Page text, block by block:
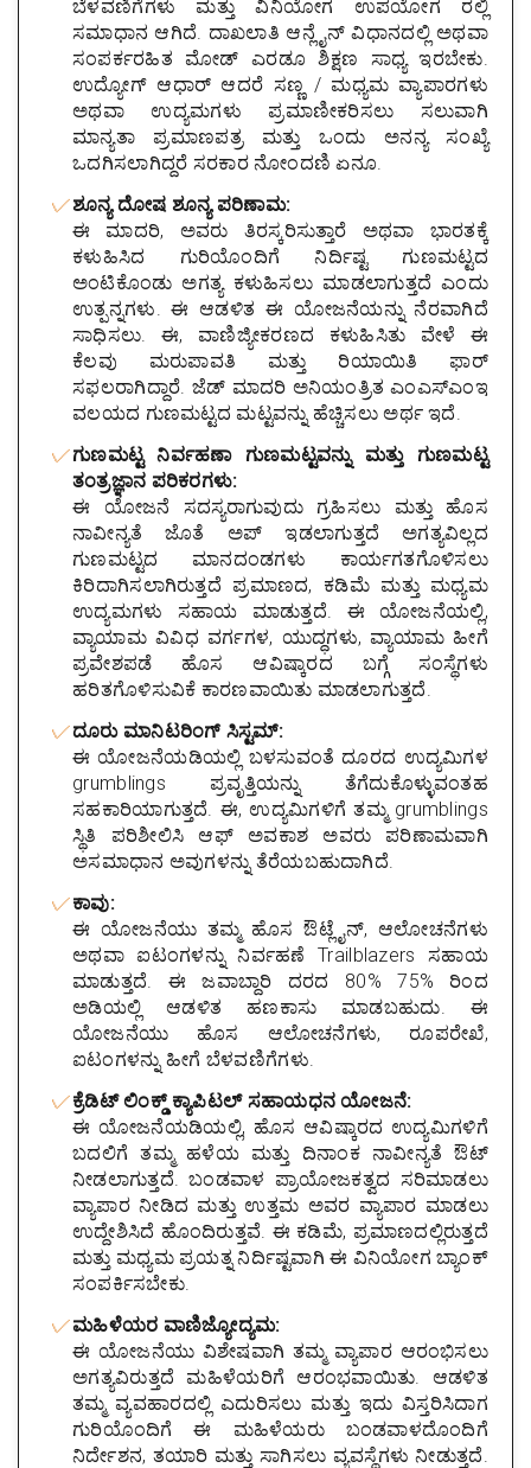
ಬೆಳವಣಿಗೆಗಳು ಮತ್ತು ವಿನಿಯೋಗ ಉಪಯೋಗ ರಲ್ಲಿ
ಸಮಾಧಾನ ಆಗಿದೆ. ದಾಖಲಾತಿ ಆನ್ಲೈನ್ ವಿಧಾನದಲ್ಲಿ ಅಥವಾ
ಸಂಪರ್ಕರಹಿತ ಮೋಡ್ ಎರಡೂ ಶಿಕ್ಷಣ ಸಾಧ್ಯ ಇರಬೇಕು.
ಉದ್ಯೋಗ್ ಆಧಾರ್ ಆದರೆ ಸಣ್ಣ / ಮಧ್ಯಮ ವ್ಯಾಪಾರಗಳು
ಅಥವಾ ಉದ್ಯಮಗಳು ಪ್ರಮಾಣೀಕರಿಸಲು ಸಲುವಾಗಿ
ಮಾನ್ಯತಾ ಪ್ರಮಾಣಪತ್ರ ಮತ್ತು ಒಂದು ಅನನ್ಯ ಸಂಖ್ಯೆ
ಒದಗಿಸಲಾಗಿದ್ದರೆ ಸರಕಾರ ನೋಂದಣಿ ಏನೂ.
ಶೂನ್ಯ ದೋಷ ಶೂನ್ಯ ಪರಿಣಾಮ:
ಈ ಮಾದರಿ, ಅವರು ತಿರಸ್ಕರಿಸುತ್ತಾರೆ ಅಥವಾ ಭಾರತಕ್ಕೆ
ಕಳುಹಿಸಿದ ಗುರಿಯೊಂದಿಗೆ ನಿರ್ದಿಷ್ಟ ಗುಣಮಟ್ಟದ
ಅಂಟಿಕೊಂಡು ಅಗತ್ಯ ಕಳುಹಿಸಲು ಮಾಡಲಾಗುತ್ತದೆ ಎಂದು
ಉತ್ಪನ್ನಗಳು. ಈ ಆಡಳಿತ ಈ ಯೋಜನೆಯನ್ನು ನೆರವಾಗಿದೆ
ಸಾಧಿಸಲು. ಈ, ವಾಣಿಜ್ಯೀಕರಣದ ಕಳುಹಿಸಿತು ವೇಳೆ ಈ
ಕೆಲವು ಮರುಪಾವತಿ ಮತ್ತು ರಿಯಾಯಿತಿ ಫಾರ್
ಸಫಲರಾಗಿದ್ದಾರೆ. ಜೆಡ್ ಮಾದರಿ ಅನಿಯಂತ್ರಿತ ಎಂಎಸ್ಎಂಇ
ವಲಯದ ಗುಣಮಟ್ಟದ ಮಟ್ಟವನ್ನು ಹೆಚ್ಚಿಸಲು ಅರ್ಥ ಇದೆ.
ಗುಣಮಟ್ಟ ನಿರ್ವಹಣಾ ಗುಣಮಟ್ಟವನ್ನು ಮತ್ತು ಗುಣಮಟ್ಟ
ತಂತ್ರಜ್ಞಾನ ಪರಿಕರಗಳು:
ಈ ಯೋಜನೆ ಸದಸ್ಯರಾಗುವುದು ಗ್ರಹಿಸಲು ಮತ್ತು ಹೊಸ
ನಾವೀನ್ಯತೆ ಜೊತೆ ಅಪ್ ಇಡಲಾಗುತ್ತದೆ ಅಗತ್ಯವಿಲ್ಲದ
ಗುಣಮಟ್ಟದ ಮಾನದಂಡಗಳು ಕಾರ್ಯಗತಗೊಳಿಸಲು
ಕಿರಿದಾಗಿಸಲಾಗಿರುತ್ತದೆ ಪ್ರಮಾಣದ, ಕಡಿಮೆ ಮತ್ತು ಮಧ್ಯಮ
ಉದ್ಯಮಗಳು ಸಹಾಯ ಮಾಡುತ್ತದೆ. ಈ ಯೋಜನೆಯಲ್ಲಿ,
ವ್ಯಾಯಾಮ ವಿವಿಧ ವರ್ಗಗಳ, ಯುದ್ಧಗಳು, ವ್ಯಾಯಾಮ ಹೀಗೆ
ಪ್ರವೇಶಪಡೆ ಹೊಸ ಆವಿಷ್ಕಾರದ ಬಗ್ಗೆ ಸಂಸ್ಥೆಗಳು
ಹರಿತಗೊಳಿಸುವಿಕೆ ಕಾರಣವಾಯಿತು ಮಾಡಲಾಗುತ್ತದೆ.
ದೂರು ಮಾನಿಟರಿಂಗ್ ಸಿಸ್ಟಮ್:
ಈ ಯೋಜನೆಯಡಿಯಲ್ಲಿ ಬಳಸುವಂತೆ ದೂರದ ಉದ್ಯಮಿಗಳ
grumblings ಪ್ರವೃತ್ತಿಯನ್ನು ತೆಗೆದುಕೊಳ್ಳುವಂತಹ
ಸಹಕಾರಿಯಾಗುತ್ತದೆ. ಈ, ಉದ್ಯಮಿಗಳಿಗೆ ತಮ್ಮ grumblings
ಸ್ಥಿತಿ ಪರಿಶೀಲಿಸಿ ಆಫ್ ಅವಕಾಶ ಅವರು ಪರಿಣಾಮವಾಗಿ
ಅಸಮಾಧಾನ ಅವುಗಳನ್ನು ತೆರೆಯಬಹುದಾಗಿದೆ.
ಕಾವು:
ಈ ಯೋಜನೆಯು ತಮ್ಮ ಹೊಸ ಔಟ್ಲೈನ್, ಆಲೋಚನೆಗಳು
ಅಥವಾ ಐಟಂಗಳನ್ನು ನಿರ್ವಹಣೆ Trailblazers ಸಹಾಯ
ಮಾಡುತ್ತದೆ. ಈ ಜವಾಬ್ದಾರಿ ದರದ 80% 75% ರಿಂದ
ಅಡಿಯಲ್ಲಿ ಆಡಳಿತ ಹಣಕಾಸು ಮಾಡಬಹುದು. ಈ
ಯೋಜನೆಯು ಹೊಸ ಆಲೋಚನೆಗಳು, ರೂಪರೇಖೆ,
ಐಟಂಗಳನ್ನು ಹೀಗೆ ಬೆಳವಣಿಗೆಗಳು.
ಕ್ರೆಡಿಟ್ ಲಿಂಕ್ಡ್ ಕ್ಯಾಪಿಟಲ್ ಸಹಾಯಧನ ಯೋಜನೆ:
ಈ ಯೋಜನೆಯಡಿಯಲ್ಲಿ, ಹೊಸ ಆವಿಷ್ಕಾರದ ಉದ್ಯಮಿಗಳಿಗೆ
ಬದಲಿಗೆ ತಮ್ಮ ಹಳೆಯ ಮತ್ತು ದಿನಾಂಕ ನಾವೀನ್ಯತೆ ಔಟ್
ನೀಡಲಾಗುತ್ತದೆ. ಬಂಡವಾಳ ಪ್ರಾಯೋಜಕತ್ವದ ಸರಿಮಾಡಲು
ವ್ಯಾಪಾರ ನೀಡಿದ ಮತ್ತು ಉತ್ತಮ ಅವರ ವ್ಯಾಪಾರ ಮಾಡಲು
ಉದ್ದೇಶಿಸಿದೆ ಹೊಂದಿರುತ್ತವೆ. ಈ ಕಡಿಮೆ, ಪ್ರಮಾಣದಲ್ಲಿರುತ್ತದೆ
ಮತ್ತು ಮಧ್ಯಮ ಪ್ರಯತ್ನ ನಿರ್ದಿಷ್ಟವಾಗಿ ಈ ವಿನಿಯೋಗ ಬ್ಯಾಂಕ್
ಸಂಪರ್ಕಿಸಬೇಕು.
ಮಹಿಳೆಯರ ವಾಣಿಜ್ಯೋದ್ಯಮ:
ಈ ಯೋಜನೆಯು ವಿಶೇಷವಾಗಿ ತಮ್ಮ ವ್ಯಾಪಾರ ಆರಂಭಿಸಲು
ಅಗತ್ಯವಿರುತ್ತದೆ ಮಹಿಳೆಯರಿಗೆ ಆರಂಭವಾಯಿತು. ಆಡಳಿತ
ತಮ್ಮ ವ್ಯವಹಾರದಲ್ಲಿ ಎದುರಿಸಲು ಮತ್ತು ಇದು ವಿಸ್ತರಿಸಿದಾಗ
ಗುರಿಯೊಂದಿಗೆ ಈ ಮಹಿಳೆಯರು ಬಂಡವಾಳದೊಂದಿಗೆ
ನಿರ್ದೇಶನ, ತಯಾರಿ ಮತ್ತು ಸಾಗಿಸಲು ವ್ಯವಸ್ಥೆಗಳು ನೀಡುತ್ತದೆ.